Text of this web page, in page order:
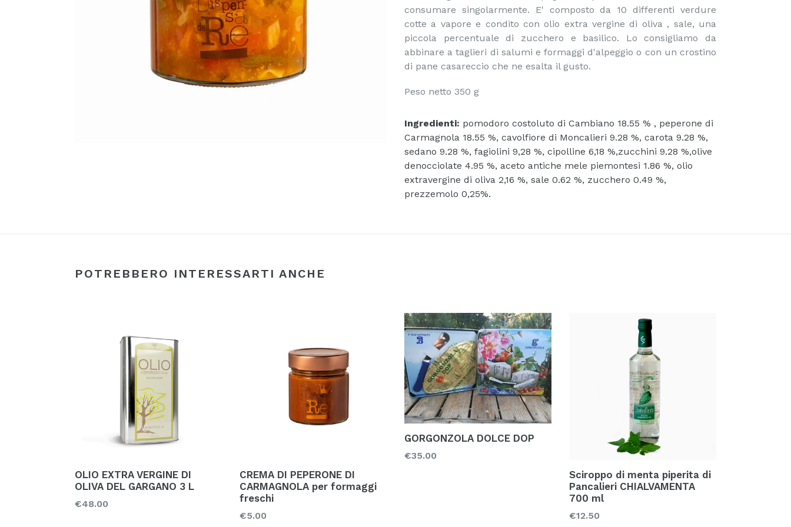
consumare singolarmente. E' composto da 10 differenti verdure
cotte a vapore e condito con olio extra vergine di oliva , sale, una
piccola percentuale di zucchero e basilico. Lo consigliamo da
abbinare a taglieri di salumi e formaggi d'alpeggio o con un crostino
di pane casareccio che ne esalta il gusto.
Peso netto 350 g
Ingredienti: pomodoro costoluto di Cambiano 18.55 % , peperone di
Carmagnola 18.55 %, cavolfiore di Moncalieri 9.28 %, carota 9.28 %,
sedano 9.28 %, fagiolini 9,28 %, cipolline 6,18 %,zucchini 9.28 %,olive
denocciolate 4.95 %, aceto antiche mele piemontesi 1.86 %, olio
extravergine di oliva 2,16 %, sale 0.62 %, zucchero 0.49 %,
prezzemolo 0,25%.
POTREBBERO INTERESSARTI ANCHE
OLIO EXTRA VERGINE DI
OLIVA DEL GARGANO 3 L
Prezzo
€48.00
CREMA DI PEPERONE DI
CARMAGNOLA per formaggi
freschi
Prezzo
€5.00
GORGONZOLA DOLCE DOP
Prezzo
€35.00
Sciroppo di menta piperita di
Pancalieri CHIALVAMENTA
700 ml
Prezzo
€12.50